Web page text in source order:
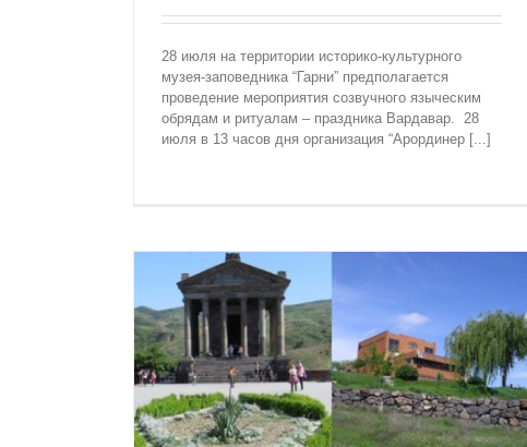
28 июля на территории историко-культурного
музея-заповедника “Гарни” предполагается
проведение мероприятия созвучного языческим
обрядам и ритуалам – праздника Вардавар. 28
июля в 13 часов дня организация “Арординер [...]